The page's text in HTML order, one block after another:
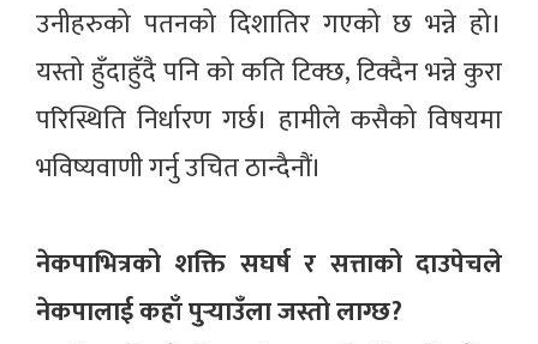
उनीहरुको पतनको दिशातिर गएको छ भन्ने हो।
यस्तो हुँदाहुँदै पनि को कति टिक्छ, टिक्दैन भन्ने कुरा
परिस्थिति निर्धारण गर्छ। हामीले कसैको विषयमा
भविष्यवाणी गर्नु उचित ठान्दैनौं।
नेकपाभित्रको शक्ति सघर्ष र सत्ताको दाउपेचले
नेकपालाई कहाँ पुर्‍याउँला जस्तो लाग्छ?